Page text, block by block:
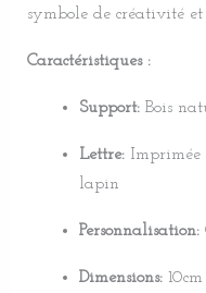
symbole de créativité et
Caractéristiques :
Support:Bois
Lettre:Imprimée
lapin
Personnalisation:
Dimensions:10cm